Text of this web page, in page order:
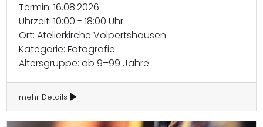
Termin: 16.08.2026
Uhrzeit: 10:00 - 18:00 Uhr
Ort: Atelierkirche Volpertshausen
Kategorie: Fotografie
Altersgruppe: ab 9–99 Jahre
mehr Details